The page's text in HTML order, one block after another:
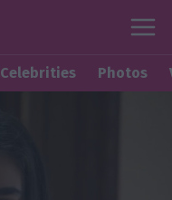
Celebrities Photos